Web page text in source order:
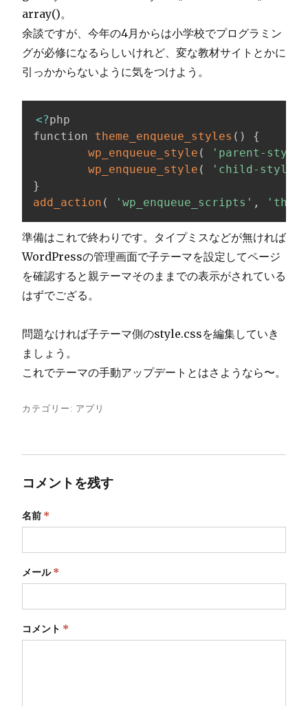
array()。
余談ですが、今年の4月からは小学校でプログラミン
グが必修になるらしいけれど、変な教材サイトとかに
引っかからないように気をつけよう。
<?php
function theme_enqueue_styles ( )
{
wp_enqueue_style (
'parent-style'
wp_enqueue_style ( 'child-style'
}
add_action ( 'wp_enqueue_scripts' ,
準備はこれで終わりです。タイプミスなどが無ければ
WordPressの管理画面で子テーマを設定してページ
を確認すると親テーマそのままでの表示がされている
はずでござる。
問題なければ子テーマ側のstyle.cssを編集していき
ましょう。
これでテーマの手動アップデートとはさようなら〜。
カテゴリー: アプリ
コメントを残す
名前 *
メール*
コメント *